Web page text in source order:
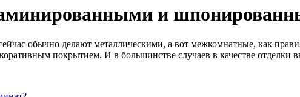
и
обычно делают металлическими, а вот межкомнатные, как
покрытием. И в большинстве случаев в качестве отделки